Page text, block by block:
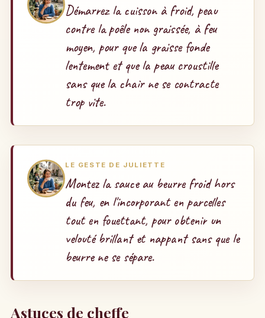
Démarrez la cuisson à froid, peau
contre la poêle non graissée, à feu
moyen, pour que la graisse fonde
lentement et que la peau croustille
sans que la chair ne se contracte
trop vite.
LE GESTE DE JULIETTE
Montez la sauce au beurre froid hors
du feu, en l'incorporant en parcelles
tout en fouettant, pour obtenir un
velouté brillant et nappant sans que le
beurre ne se sépare.
Astuces de cheffe